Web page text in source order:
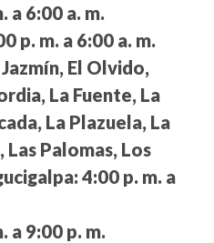
a 6:00 a. m.
p. m. a 6:00 a. m.
El Olvido,
La Fuente, La
La Plazuela, La
Las Palomas, Los
4:00 p. m. a
a 9:00 p. m.